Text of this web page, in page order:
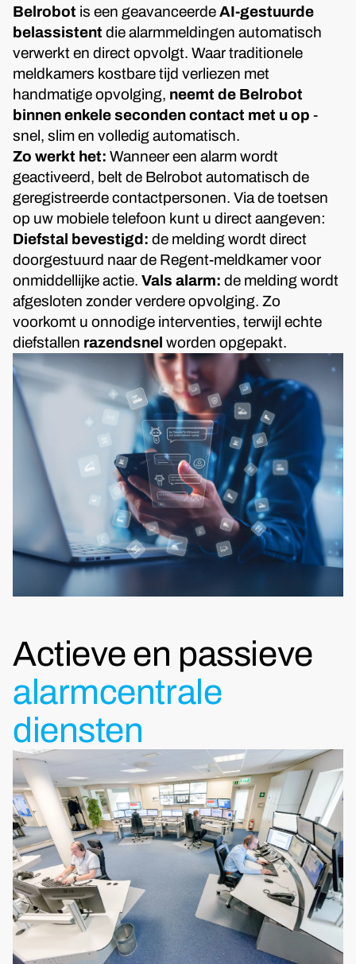
Belrobot is een geavanceerdeAI-gestuurde
belassistent die alarmmeldingen automatisch
verwerkt en direct opvolgt. Waar traditionele
meldkamers kostbare tijd verliezen met
handmatige opvolging, neemt de Belrobot
binnen enkele seconden contact met u op -
snel, slim en volledig automatisch.
Zo werkt het: Wanneer een alarm wordt
geactiveerd, belt de Belrobot automatisch de
geregistreerde contactpersonen. Via de toetsen
op uw mobiele telefoon kunt u direct aangeven:
Diefstal bevestigd: de melding wordt direct
doorgestuurd naar de Regent-meldkamer voor
onmiddellijke actie. Vals alarm: de melding wordt
afgesloten zonder verdere opvolging. Zo
voorkomt u onnodige interventies, terwijl echte
diefstallen razendsnel worden opgepakt.
Actieve en passieve
alarmcentrale
diensten